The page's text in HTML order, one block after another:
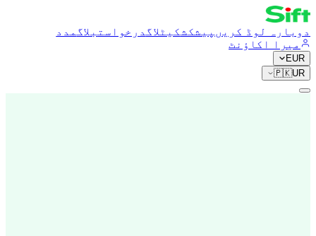
دوبارہ لوڈ کریں پیشکش کیٹلاگ درخواست بلاگ مدد
میرا اکاؤنٹ
EUR
🇵🇰UR